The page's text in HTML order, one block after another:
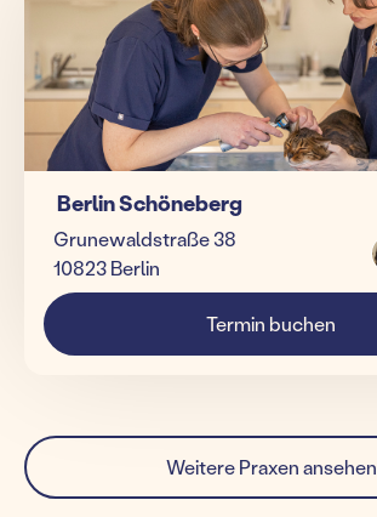
Berlin Schöneberg
Grunewaldstraße 38
10823 Berlin
Termin buchen
Weitere Praxen ansehen